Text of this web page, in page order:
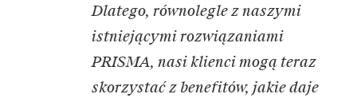
Dlatego, równolegle z naszymi
istniejącymi rozwiązaniami
PRISMA, nasi klienci mogą teraz
skorzystać z benefitów, jakie daje